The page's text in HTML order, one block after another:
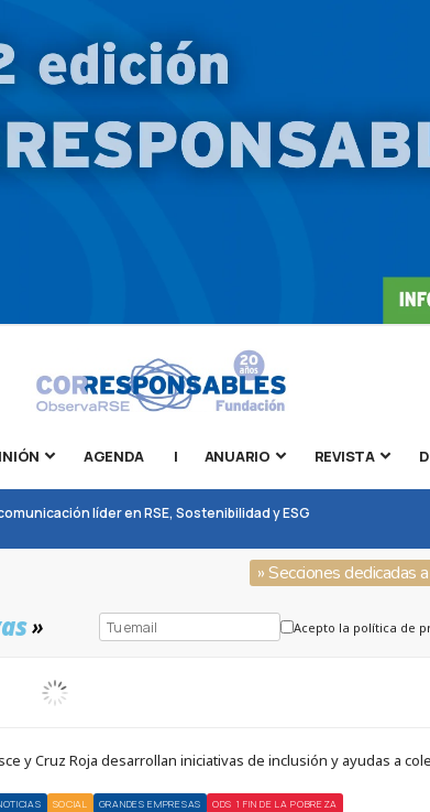
AGENDA | ANUARIO REVISTA
líder en RSE, Sostenibilidad y ESG
» Secciones dedicadas
» Acepto la política de
y Cruz Roja desarrollan iniciativas de inclusión y ayudas a
SOCIAL GRANDES EMPRESAS ODS 1 FIN DE LA POBREZA